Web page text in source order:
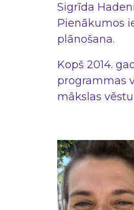
Sigrīda
Pienākumos
plānošana.
Kopš 2014.
programmas
mākslas